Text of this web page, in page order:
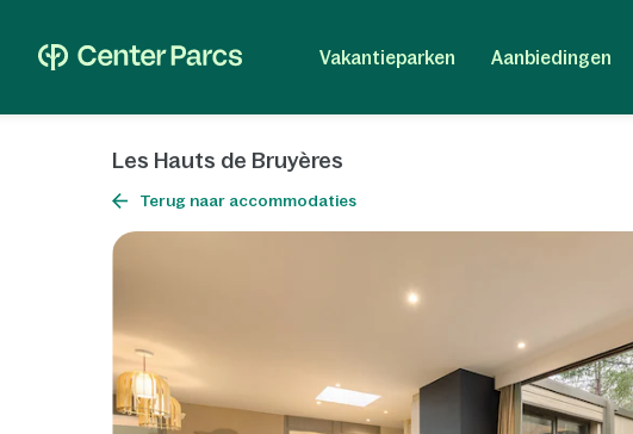
Vakantieparken Aanbiedingen
Les Hauts de Bruyères
Terug naar accommodaties